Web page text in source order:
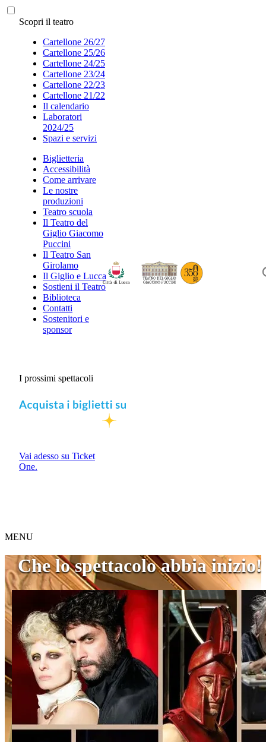
Scopri il teatro
Cartellone 26/27
Cartellone 25/26
Cartellone 24/25
Cartellone 23/24
Cartellone 22/23
Cartellone 21/22
Il calendario
Laboratori
2024/25
Spazi e servizi
Biglietteria
Accessibilità
Come arrivare
Le nostre
produzioni
Teatro scuola
Il Teatro del
Giglio Giacomo
Puccini
Il Teatro San
Girolamo
Il Giglio e Lucca
Sostieni il Teatro
Biblioteca
Contatti
Sostenitori e
sponsor
I prossimi spettacoli
Vai adesso su Ticket
One.
MENU
Che lo spettacolo abbia inizio!